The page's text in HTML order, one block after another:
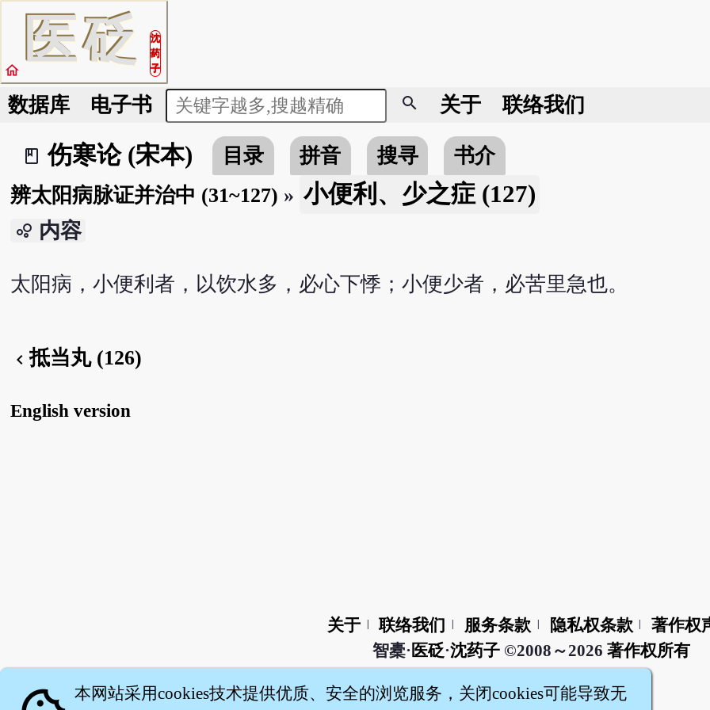
医砭
沈
药
子
home
数据库 电子书 search 关于 联络我们
book_2
伤寒论 (宋本) 目录 拼音 搜寻
书介
辨太阳病脉证并治中 (31~127) » 小便利、少之症 (127)
bubble_chart 内容
太阳病，小便利者，以饮水多，必心下悸；小便少者，必苦里急也。
chevron_left抵当丸 (126)
English version
关于 联络我们 服务条款 隐私权条款
著作权
智橐· 医砭·沈药子©2008～2026 著作权所有
本网站采用cookies技术提供优质、安全的浏览服务，关闭cookies可能导致无